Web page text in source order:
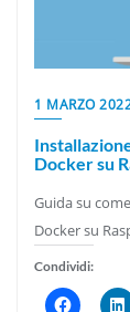
1 MARZO
Docker su
Guida su
Docker su
Condividi: